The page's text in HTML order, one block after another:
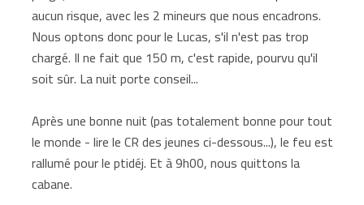
aucun risque, avec les 2 mineurs que nous encadrons.
Nous optons donc pour le Lucas, s'il n'est pas trop
chargé. Il ne fait que 150 m, c'est rapide, pourvu qu'il
soit sûr. La nuit porte conseil...
Après une bonne nuit (pas totalement bonne pour tout
le monde - lire le CR des jeunes ci-dessous...), le feu est
rallumé pour le ptidéj. Et à 9h00, nous quittons la
cabane.